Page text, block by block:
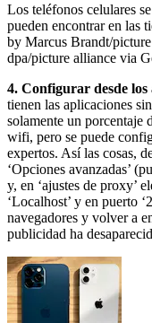
Los teléfonos celulares
pueden encontrar en las
by Marcus Brandt/
dpa/picture alliance via
4. Configurar desde
tienen las aplicaciones
solamente un porcentaje
wifi, pero se puede
expertos. Así las cosas,
‘Opciones avanzadas’
y, en ‘ajustes de proxy’
‘Localhost’ y en puerto
navegadores y volver a
publicidad ha